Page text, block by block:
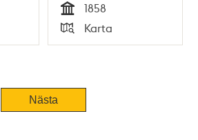
Tid
1858
Typ
Karta
Nästa